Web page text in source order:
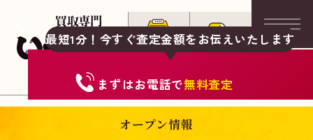
最短1分！今すぐ査定金額をお伝えいたします
まずはお電話で無料査定
オープン情報